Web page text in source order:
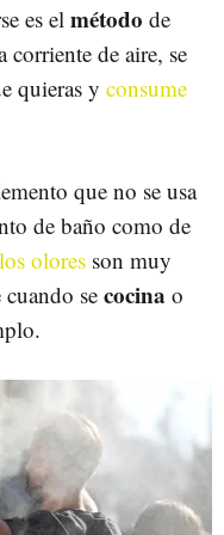
es el método de
de aire, se
quieras y consume
que no se usa
de baño como de
olores son muy
se cocina o